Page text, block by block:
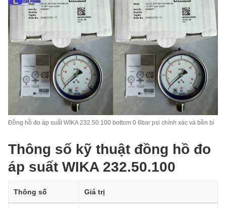
Đồng hồ đo áp suất WIKA 232.50.100 bottom 0 6bar psi chính xác và bền bỉ
Thông số kỹ thuật đồng hồ đo
áp suất WIKA 232.50.100
Thông số Giá trị